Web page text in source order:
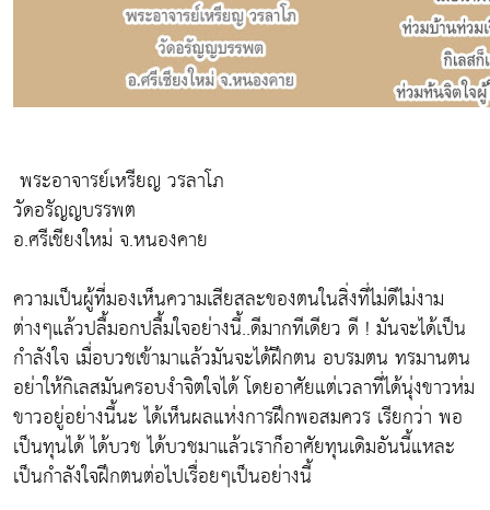
พระอาจารย์เหรียญ วรลาโภ
วัดอรัญญบรรพต
อ.ศรีเชียงใหม่ จ.หนองคาย
ความเป็นผู้ที่มองเห็นความเสียสละของตนในสิ่งที่ไม่ดีไม่งาม
ต่างๆแล้วปลื้มอกปลื้มใจอย่างนี้..ดีมากทีเดียว ดี ! มันจะได้เป็น
กำลังใจ เมื่อบวชเข้ามาแล้วมันจะได้ฝึกตน อบรมตน ทรมานตน
อย่าให้กิเลสมันครอบงำจิตใจได้ โดยอาศัยแต่เวลาที่ได้นุ่งขาวห่ม
ขาวอยู่อย่างนี้นะ ได้เห็นผลแห่งการฝึกพอสมควร เรียกว่า พอ
เป็นทุนได้ ได้บวช ได้บวชมาแล้วเราก็อาศัยทุนเดิมอันนี้แหละ
เป็นกำลังใจฝึกตนต่อไปเรื่อยๆเป็นอย่างนี้